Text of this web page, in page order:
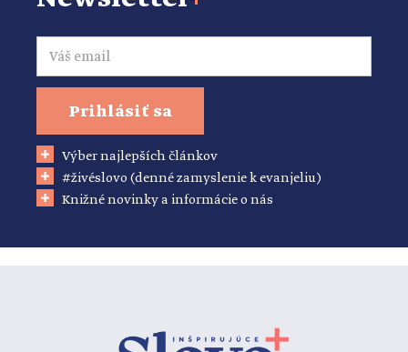
Email
Prihlásiť sa
Výber najlepších článkov
#živéslovo (denné zamyslenie k evanjeliu)
Knižné novinky a informácie o nás